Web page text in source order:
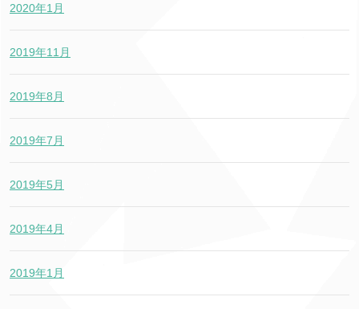
2020年1月
2019年11月
2019年8月
2019年7月
2019年5月
2019年4月
2019年1月